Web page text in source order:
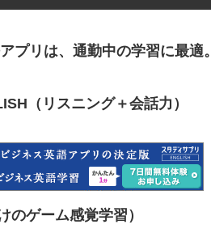
プリは、通勤中の学習に最適。
（リスニング＋会話力）
のゲーム感覚学習）